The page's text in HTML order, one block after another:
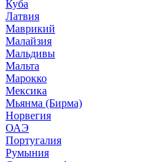
Куба
Латвия
Маврикий
Малайзия
Мальдивы
Мальта
Марокко
Мексика
Мьянма (Бирма)
Норвегия
ОАЭ
Португалия
Румыния